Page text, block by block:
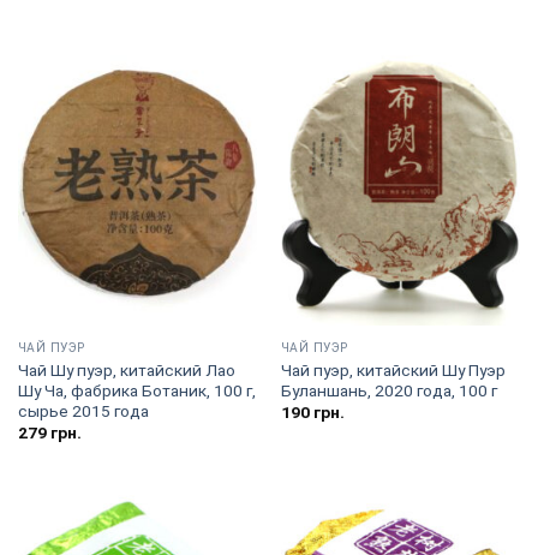
ЧАЙ ПУЭР
Чай Шу пуэр, китайский Лао
Шу Ча, фабрика Ботаник, 100 г,
сырье 2015 года
279грн.
ЧАЙ ПУЭР
Чай пуэр, китайский Шу Пуэр
Буланшань, 2020 года, 100 г
190грн.